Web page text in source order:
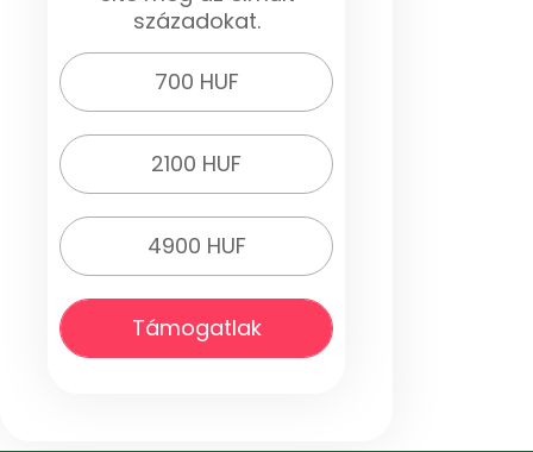
századokat.
700 HUF
2100 HUF
4900 HUF
Támogatlak